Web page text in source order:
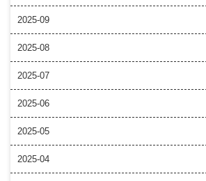
2025-09
2025-08
2025-07
2025-06
2025-05
2025-04